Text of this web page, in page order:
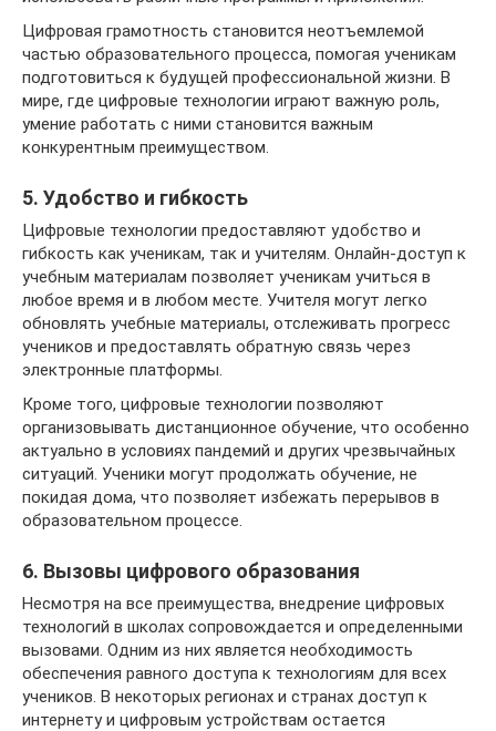
Цифровая грамотность становится неотъемлемой
частью образовательного процесса, помогая ученикам
подготовиться к будущей профессиональной жизни. В
мире, где цифровые технологии играют важную роль,
умение работать с ними становится важным
конкурентным преимуществом.
5. Удобство и гибкость
Цифровые технологии предоставляют удобство и
гибкость как ученикам, так и учителям. Онлайн-доступ к
учебным материалам позволяет ученикам учиться в
любое время и в любом месте. Учителя могут легко
обновлять учебные материалы, отслеживать прогресс
учеников и предоставлять обратную связь через
электронные платформы.
Кроме того, цифровые технологии позволяют
организовывать дистанционное обучение, что особенно
актуально в условиях пандемий и других чрезвычайных
ситуаций. Ученики могут продолжать обучение, не
покидая дома, что позволяет избежать перерывов в
образовательном процессе.
6. Вызовы цифрового образования
Несмотря на все преимущества, внедрение цифровых
технологий в школах сопровождается и определенными
вызовами. Одним из них является необходимость
обеспечения равного доступа к технологиям для всех
учеников. В некоторых регионах и странах доступ к
интернету и цифровым устройствам остается